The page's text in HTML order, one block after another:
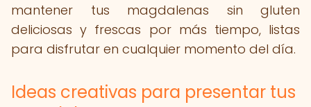
mantener tus magdalenas sin gluten
deliciosas y frescas por más tiempo, listas
para disfrutar en cualquier momento del día.
Ideas creativas para presentar tus